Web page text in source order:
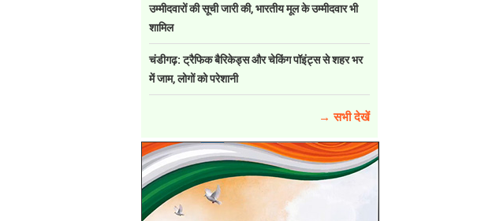
उम्मीदवारों की सूची जारी की, भारतीय मूल के उम्मीदवार भी
शामिल
चंडीगढ़: ट्रैफिक बैरिकेड्स और चेकिंग पॉइंट्स से शहर भर
में जाम, लोगों को परेशानी
→ सभी देखें